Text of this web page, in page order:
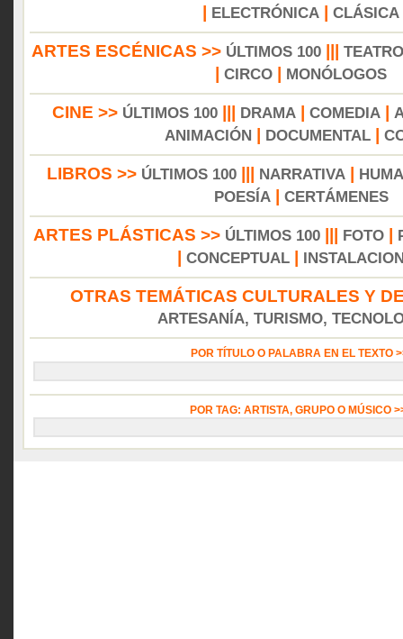
ELECTRÓNICA CLÁSICA
ARTES ESCÉNICAS >> ÚLTIMOS 100||| TEATRO
CIRCO MONÓLOGOS
CINE >> ÚLTIMOS 100 DRAMA COMEDIA
ANIMACIÓN
DOCUMENTAL|
LIBROS >> ÚLTIMOS 100 NARRATIVA
POESÍA| CERTÁMENES
ARTES PLÁSTICAS >> ÚLTIMOS 100 FOTO
CONCEPTUAL
OTRAS TEMÁTICAS CULTURALES Y
ARTESANÍA, TURISMO,
POR TÍTULO O PALABRA EN EL TEXTO
POR TAG: ARTISTA, GRUPO O MÚSICO